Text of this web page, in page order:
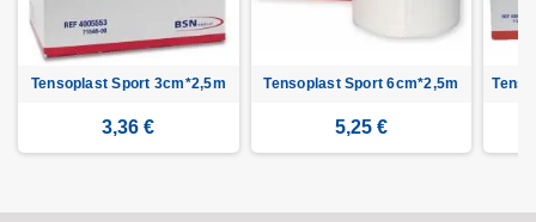
Tensoplast Sport 3cm*2,5m
3,36 €
Tensoplast Sport 6cm*2,5m
5,25 €